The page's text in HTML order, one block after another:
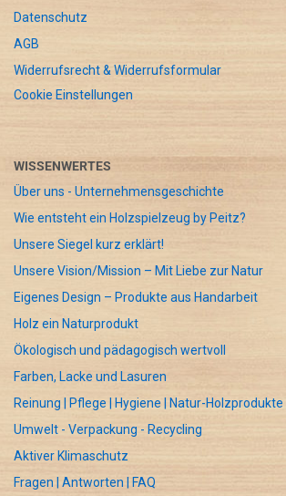
Datenschutz
AGB
Widerrufsrecht & Widerrufsformular
Cookie Einstellungen
WISSENWERTES
Über uns - Unternehmensgeschichte
Wie entsteht ein Holzspielzeug by Peitz?
Unsere Siegel kurz erklärt!
Unsere Vision/Mission – Mit Liebe zur Natur
Eigenes Design – Produkte aus Handarbeit
Holz ein Naturprodukt
Ökologisch und pädagogisch wertvoll
Farben, Lacke und Lasuren
Reinung | Pflege | Hygiene | Natur-Holzprodukte
Umwelt - Verpackung - Recycling
Aktiver Klimaschutz
Fragen | Antworten | FAQ